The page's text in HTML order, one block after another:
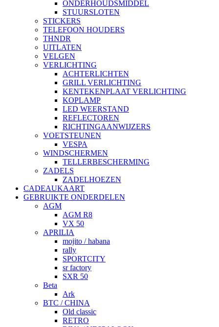
ONDERHOUDSMIDDEL
STUURSLOTEN
STICKERS
TELEFOON HOUDERS
THNDR
UITLATEN
VELGEN
VERLICHTING
ACHTERLICHTEN
GRILL VERLICHTING
KENTEKENPLAAT VERLICHTING
KOPLAMP
LED WEERSTAND
REFLECTOREN
RICHTINGAANWIJZERS
VOETSTEUNEN
VESPA
WINDSCHERMEN
TELLERBESCHERMING
ZADELS
ZADELHOEZEN
CADEAUKAART
GEBRUIKTE ONDERDELEN
AGM
AGM R8
VX 50
APRILIA
mojito / habana
rally
SPORTCITY
sr factory
SXR 50
Beta
Ark
BTC / CHINA
Old classic
RETRO